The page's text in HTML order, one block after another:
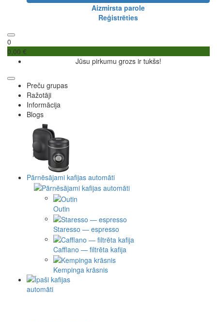
Aizmirsta parole
Reģistrēties
0
0,00 €
Jūsu pirkumu grozs ir tukšs!
Preču grupas
Ražotāji
Informācija
Blogs
Pārnēsājami kafijas automāti
Outin
Staresso — espresso
Cafflano — filtrēta kafija
Kempinga krāsnis